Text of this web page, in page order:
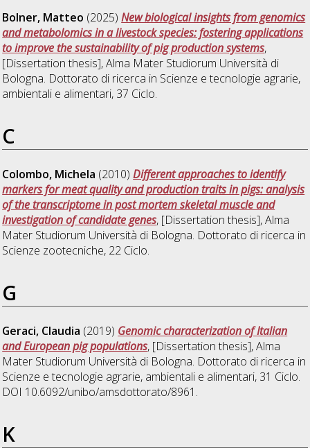
Bolner, Matteo (2025)New biological insights from genomics
and metabolomics in a livestock species: fostering applications
to improve the sustainability of pig production systems,
[Dissertation thesis], Alma Mater Studiorum Università di
Bologna. Dottorato di ricerca in Scienze e tecnologie agrarie,
ambientali e alimentari, 37 Ciclo.
C
Colombo, Michela (2010)Different approaches to identify
markers for meat quality and production traits in pigs: analysis
of the transcriptome in post mortem skeletal muscle and
investigation of candidate genes, [Dissertation thesis], Alma
Mater Studiorum Università di Bologna. Dottorato di ricerca in
Scienze zootecniche, 22 Ciclo.
G
Geraci, Claudia (2019) Genomic characterization of Italian
and European pig populations, [Dissertation thesis], Alma
Mater Studiorum Università di Bologna. Dottorato di ricerca in
Scienze e tecnologie agrarie, ambientali e alimentari, 31 Ciclo.
DOI 10.6092/unibo/amsdottorato/8961.
K